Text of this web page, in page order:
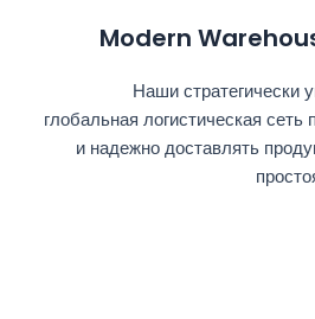
Modern
Наши стратегически
глобальная логистическая
и надежно доставлять